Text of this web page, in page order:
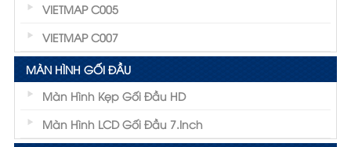
VIETMAP C005
VIETMAP C007
MÀN HÌNH GỐI ĐẦU
Màn Hình Kẹp Gối Đầu HD
Màn Hình LCD Gối Đầu 7.inch